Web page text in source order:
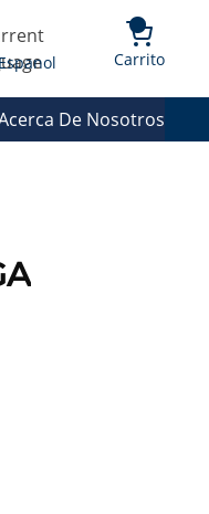
Language Carrito{0}
De Nosotros